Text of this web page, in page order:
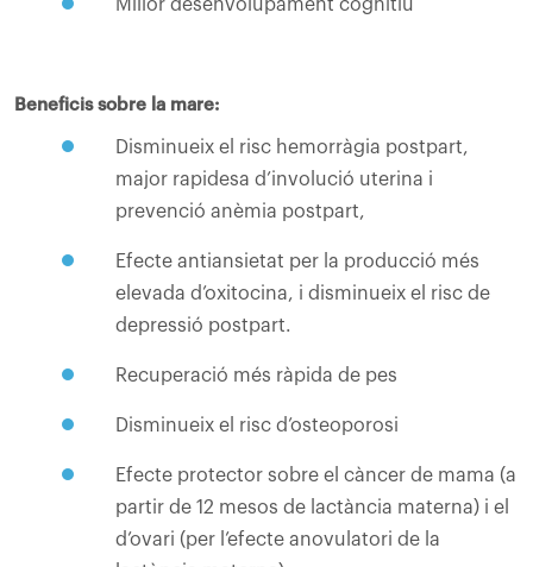
Millor desenvolupament cognitiu
Beneficis sobre la mare:
Disminueix el risc hemorràgia postpart,
major rapidesa d’involució uterina i
prevenció anèmia postpart,
Efecte antiansietat per la producció més
elevada d’oxitocina, i disminueix el risc de
depressió postpart.
Recuperació més ràpida de pes
Disminueix el risc d’osteoporosi
Efecte protector sobre el càncer de mama (a
partir de 12 mesos de lactància materna) i el
d’ovari (per l’efecte anovulatori de la